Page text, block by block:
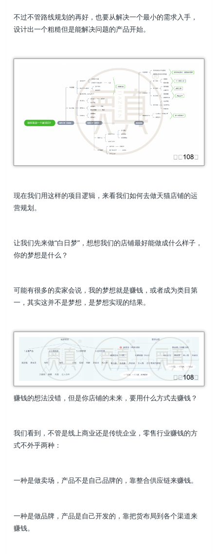
不过不管路线规划的再好，也要从解决一个最小的需求入手，
设计出一个粗糙但是能解决问题的产品开始。
现在我们用这样的项目逻辑，来看我们如何去做天猫店铺的运
营规划。
让我们先来做“白日梦”，想想我们的店铺最好能做成什么样子，
你的梦想是什么？
可能有很多的卖家会说，我的梦想就是赚钱，或者成为类目第
一，其实这并不是梦想，是梦想实现的结果。
赚钱的想法没错，但是你店铺的未来，要用什么方式去赚钱？
我们看到，不管是线上商业还是传统企业，零售行业赚钱的方
式不外乎两种：
一种是做卖场，产品不是自己品牌的，靠整合供应链来赚钱。
一种是做品牌，产品是自己开发的，靠把货布局到各个渠道来
赚钱。